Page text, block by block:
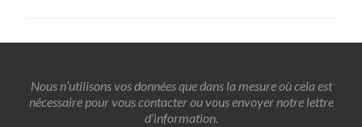
Nous n’utilisons vos données que dans la mesure où cela est
nécessaire pour vous contacter ou vous envoyer notre lettre
d’information.